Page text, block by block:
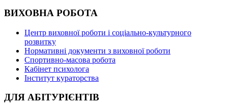
ВИХОВНА РОБОТА
Центр виховної роботи і соціально-культурного
розвитку
Нормативні документи з виховної роботи
Спортивно-масова робота
Кабінет психолога
Інститут кураторства
ДЛЯ АБІТУРІЄНТІВ